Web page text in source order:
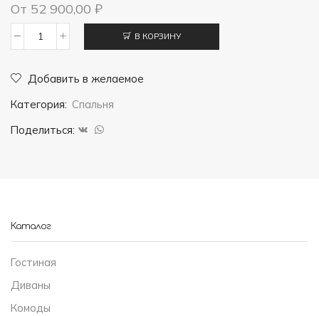
От 52 900,00 ₽
Спальня
"Нова"
В КОРЗИНУ
Добавить в желаемое
Категория: Спальня
Поделиться:
Каталог
Гостиная
Диваны
Комоды